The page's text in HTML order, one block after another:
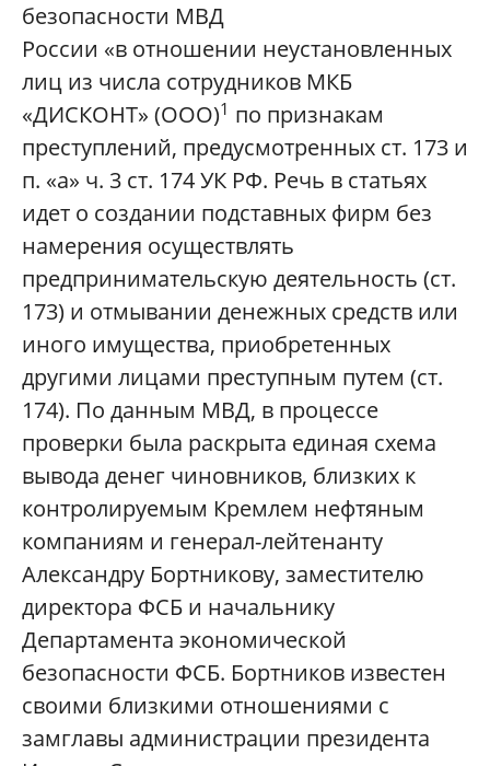
безопасности МВД
России «в отношении неустановленных
лиц из числа сотрудников МКБ
«ДИСКОНТ» (ООО)1 по признакам
преступлений, предусмотренных ст. 173 и
п. «а» ч. 3 ст. 174 УК РФ. Речь в статьях
идет о создании подставных фирм без
намерения осуществлять
предпринимательскую деятельность (ст.
173) и отмывании денежных средств или
иного имущества, приобретенных
другими лицами преступным путем (ст.
174). По данным МВД, в процессе
проверки была раскрыта единая схема
вывода денег чиновников, близких к
контролируемым Кремлем нефтяным
компаниям и генерал-лейтенанту
Александру Бортникову, заместителю
директора ФСБ и начальнику
Департамента экономической
безопасности ФСБ. Бортников известен
своими близкими отношениями с
замглавы администрации президента